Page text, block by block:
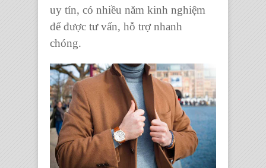
uy tín, có nhiều năm kinh nghiệm
để được tư vấn, hỗ trợ nhanh
chóng.